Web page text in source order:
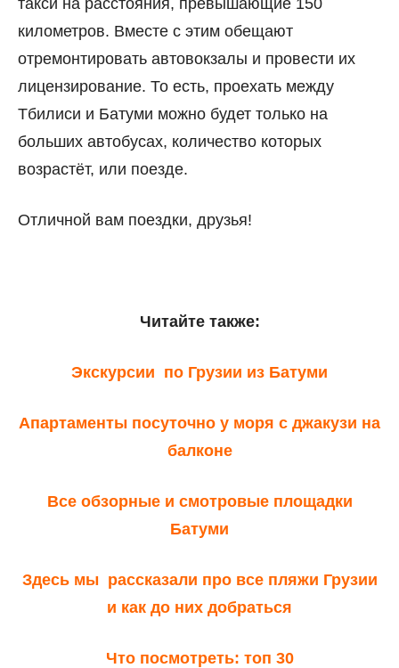
километров. Вместе с этим обещают
отремонтировать автовокзалы и провести их
лицензирование. То есть, проехать между
Тбилиси и Батуми можно будет только на
больших автобусах, количество которых
возрастёт, или поезде.
Отличной вам поездки, друзья!
Читайте также:
Экскурсии по Грузии из Батуми
Апартаменты посуточно у моря с джакузи на
балконе
Все обзорные и смотровые площадки
Батуми
Здесь мы рассказали про все пляжи Грузии
и как до них добраться
Что посмотреть: топ 30